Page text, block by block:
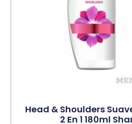
Head & Shoulders
2 En 1 180ml